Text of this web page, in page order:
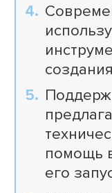
помощь
его